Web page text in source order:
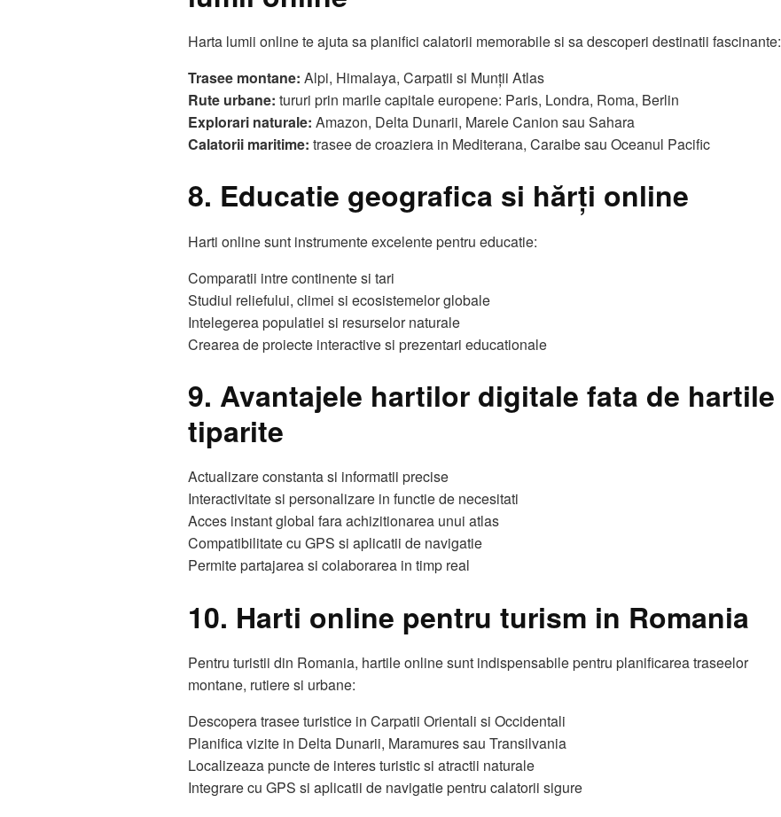
Harta lumii online te ajuta sa planifici calatorii memorabile si sa descoperi destinatii fascinante:
Trasee montane: Alpi, Himalaya, Carpatii si Munții Atlas
Rute urbane: tururi prin marile capitale europene: Paris, Londra, Roma, Berlin
Explorari naturale: Amazon, Delta Dunarii, Marele Canion sau Sahara
Calatorii maritime: trasee de croaziera in Mediterana, Caraibe sau Oceanul Pacific
8. Educatie geografica si hărți online
Harti online sunt instrumente excelente pentru educatie:
Comparatii intre continente si tari
Studiul reliefului, climei si ecosistemelor globale
Intelegerea populatiei si resurselor naturale
Crearea de proiecte interactive si prezentari educationale
9. Avantajele hartilor digitale fata de hartile
tiparite
Actualizare constanta si informatii precise
Interactivitate si personalizare in functie de necesitati
Acces instant global fara achizitionarea unui atlas
Compatibilitate cu GPS si aplicatii de navigatie
Permite partajarea si colaborarea in timp real
10. Harti online pentru turism in Romania
Pentru turistii din Romania, hartile online sunt indispensabile pentru planificarea traseelor
montane, rutiere si urbane:
Descopera trasee turistice in Carpatii Orientali si Occidentali
Planifica vizite in Delta Dunarii, Maramures sau Transilvania
Localizeaza puncte de interes turistic si atractii naturale
Integrare cu GPS si aplicatii de navigatie pentru calatorii sigure